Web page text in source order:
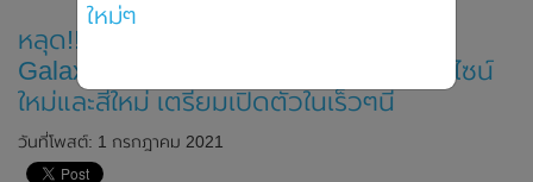
หลุด!! ภาพเรนเดอร์แรกของ Samsung
Galaxy Watch 4 อย่างเป็นทางการ โชว์ดีไซน์
ใหม่และสีใหม่ เตรียมเปิดตัวในเร็วๆนี้
วันที่โพสต์: 1 กรกฎาคม 2021
ใหม่ๆ